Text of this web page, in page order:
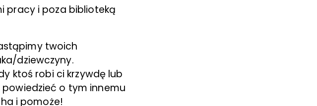
pracy i poza biblioteką
twoich
dziewczyny.
ktoś robi ci krzywdę lub
o tym innemu
i pomoże!